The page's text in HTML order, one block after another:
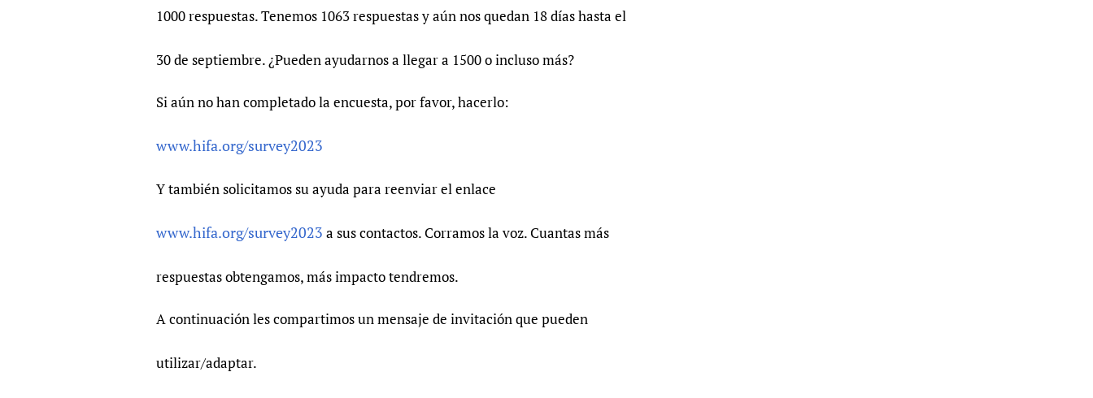
Publications
Prescribers and users of medicines
Essential Health Services and COVID-19
1000 respuestas. Tenemos 1063 respuestas y aún nos quedan 18 días hasta el
30 de septiembre. ¿Pueden ayudarnos a llegar a 1500 o incluso más?
Si aún no han completado la encuesta, por favor, hacerlo:
www.hifa.org/survey2023
Y también solicitamos su ayuda para reenviar el enlace
www.hifa.org/survey2023 a sus contactos. Corramos la voz. Cuantas más
respuestas obtengamos, más impacto tendremos.
A continuación les compartimos un mensaje de invitación que pueden
utilizar/adaptar.